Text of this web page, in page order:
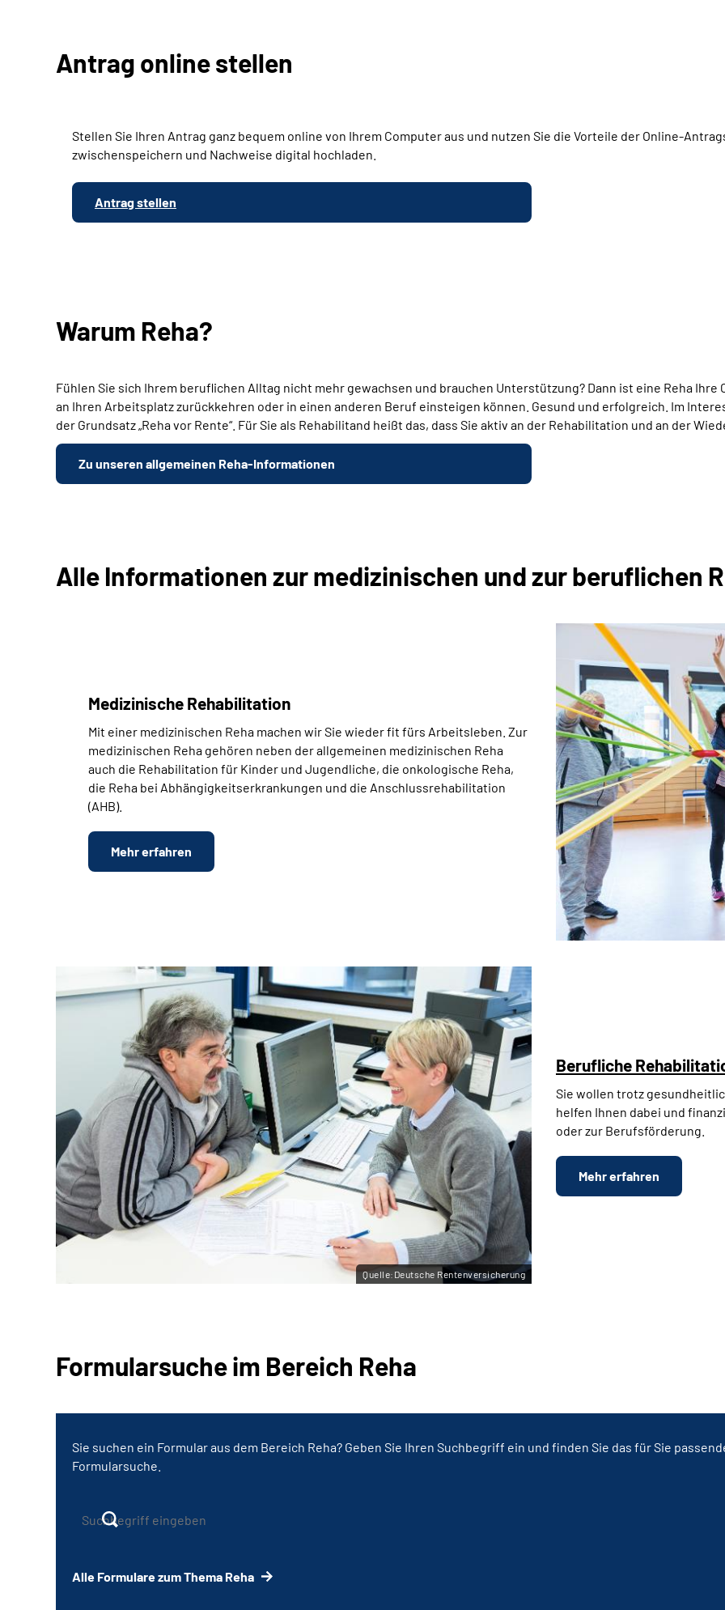
Antrag online stellen
Stellen Sie Ihren Antrag ganz bequem online von Ihrem Computer aus und nutzen Sie die Vorteile der Online-
zwischenspeichern und Nachweise digital hochladen.
Antrag stellen
Warum Reha?
Fühlen Sie sich Ihrem beruflichen Alltag nicht mehr gewachsen und brauchen Unterstützung? Dann ist eine Reha
an Ihren Arbeitsplatz zurückkehren oder in einen anderen Beruf einsteigen können. Gesund und erfolgreich. Im
der Grundsatz „Reha vor Rente“. Für Sie als Rehabilitand heißt das, dass Sie aktiv an der Rehabilitation und an der
Zu unseren allgemeinen Reha-Informationen
Alle Informationen zur medizinischen und zur beruflichen
Medizinische Rehabilitation
Mit einer medizinischen Reha machen wir Sie wieder fit fürs Arbeitsleben. Zur
medizinischen Reha gehören neben der allgemeinen medizinischen Reha
auch die Rehabilitation für Kinder und Jugendliche, die onkologische Reha,
die Reha bei Abhängigkeitserkrankungen und die Anschlussrehabilitation
(AHB).
Mehr erfahren
Berufliche
Sie wollen trotz
helfen Ihnen dabei und
oder zur Berufsförderung.
Mehr erfahren
Quelle:Deutsche Rentenversicherung
Formularsuche im Bereich Reha
Sie suchen ein Formular aus dem Bereich Reha? Geben Sie Ihren Suchbegriff ein und finden Sie das für Sie
Formularsuche.
Alle Formulare zum Thema Reha